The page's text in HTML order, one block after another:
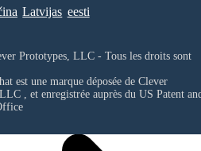
Latvijas eesti
Prototypes, LLC - Tous les droits sont
est une marque déposée de Clever
, et enregistrée auprès du US Patent